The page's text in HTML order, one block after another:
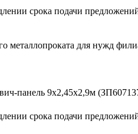
срока подачи
металлопроката для нужд
панель 9х2,45х2,9м
срока подачи